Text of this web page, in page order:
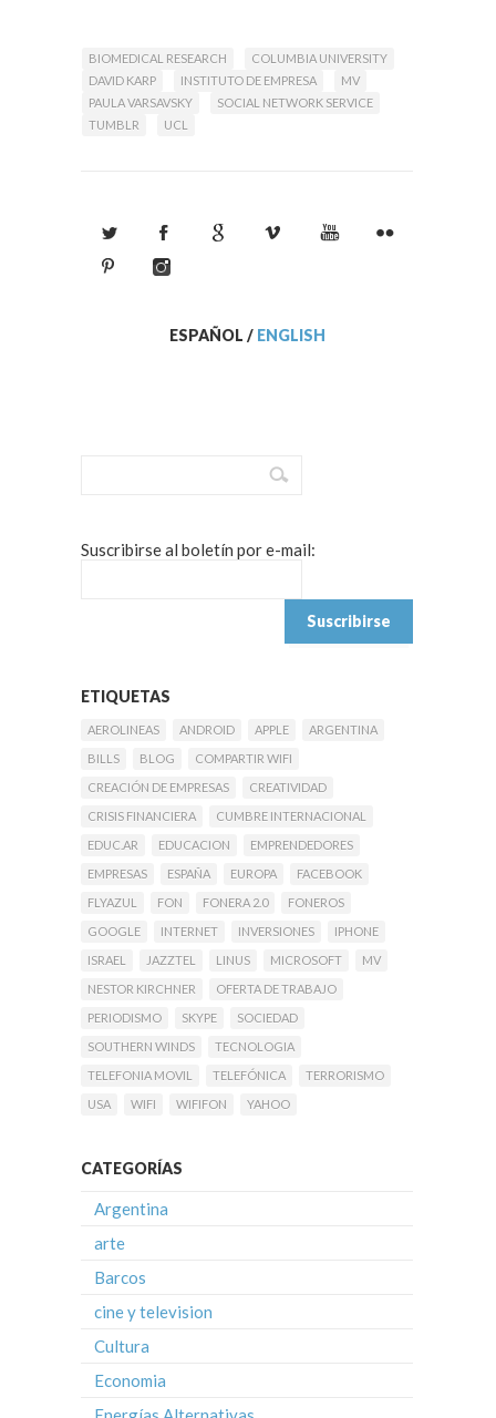
BIOMEDICAL RESEARCH
COLUMBIA UNIVERSITY
DAVID KARP
INSTITUTO DE EMPRESA
MV
PAULA VARSAVSKY
SOCIAL NETWORK SERVICE
TUMBLR
UCL
ESPAÑOL / ENGLISH
Suscribirse al boletín por e-mail:
ETIQUETAS
AEROLINEAS ANDROID APPLE
ARGENTINA
BILLS
BLOG
COMPARTIR WIFI
CREACIÓN DE EMPRESAS
CREATIVIDAD
CRISIS FINANCIERA
CUMBRE INTERNACIONAL
EDUC.AR
EDUCACION
EMPRENDEDORES
EMPRESAS
ESPAÑA EUROPA
FACEBOOK
FLYAZUL
FON FONERA 2.0
FONEROS
GOOGLE
INTERNET INVERSIONES
IPHONE
ISRAEL
JAZZTEL LINUS MICROSOFT
MV
NESTOR KIRCHNER
OFERTA DE TRABAJO
PERIODISMO
SKYPE
SOCIEDAD
SOUTHERN WINDS
TECNOLOGIA
TELEFONIA MOVIL
TELEFÓNICA
TERRORISMO
USA
WIFI WIFIFON YAHOO
CATEGORÍAS
Argentina
arte
Barcos
cine y television
Cultura
Economia